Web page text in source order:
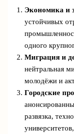
Экономика и
устойчивых
одного
Миграция и
нейтральная
молодёжи и
Городские
развязка,